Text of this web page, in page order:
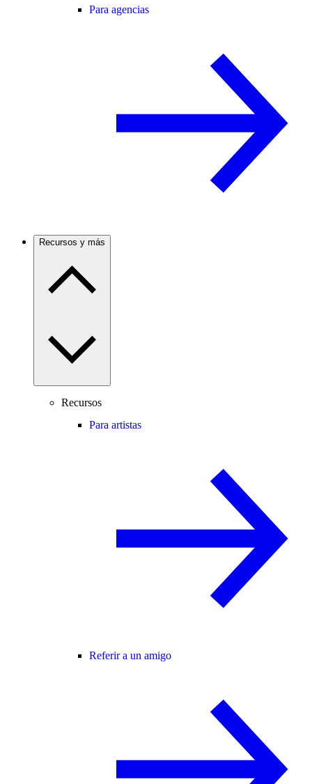
Para agencias
Recursos y más
Recursos
Para artistas
Referir a un amigo